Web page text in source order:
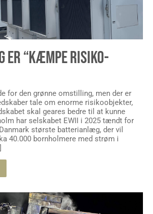
ER “KÆMPE RISIKO-
for den grønne omstilling, men der er
tale om enorme risikoobjekter,
skal geares bedre til at kunne
har selskabet EWII i 2025 tændt for
største batterianlæg, der vil
40.000 bornholmere med strøm i